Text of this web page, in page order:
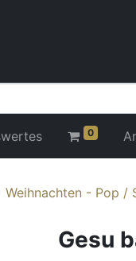
0
Weihnachten - Pop /
Gesu